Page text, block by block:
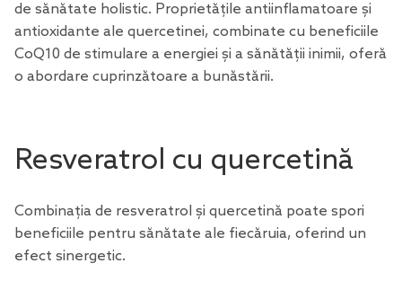
de sănătate holistic. Proprietățile antiinflamatoare și
antioxidante ale quercetinei, combinate cu beneficiile
CoQ10 de stimulare a energiei și a sănătății inimii, oferă
o abordare cuprinzătoare a bunăstării.
Resveratrol cu quercetină
Combinația de resveratrol și quercetină poate spori
beneficiile pentru sănătate ale fiecăruia, oferind un
efect sinergetic.